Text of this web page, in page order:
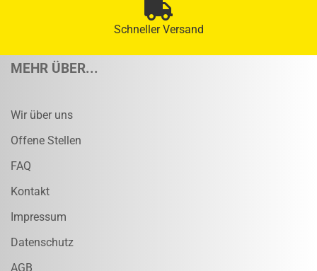
Schneller Versand
MEHR ÜBER...
Wir über uns
Offene Stellen
FAQ
Kontakt
Impressum
Datenschutz
AGB